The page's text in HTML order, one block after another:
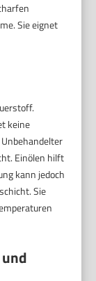
Sie eignet
keine
Einölen hilft
kann jedoch
Sie